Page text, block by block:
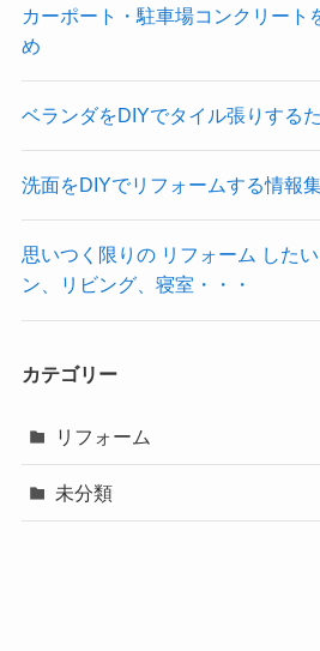
カーポート・駐車場コンクリート
め
ベランダをDIYでタイル張りする
洗面をDIYでリフォームする情報
思いつく限りの リフォーム した
ン、リビング、寝室・・・
カテゴリー
リフォーム
未分類